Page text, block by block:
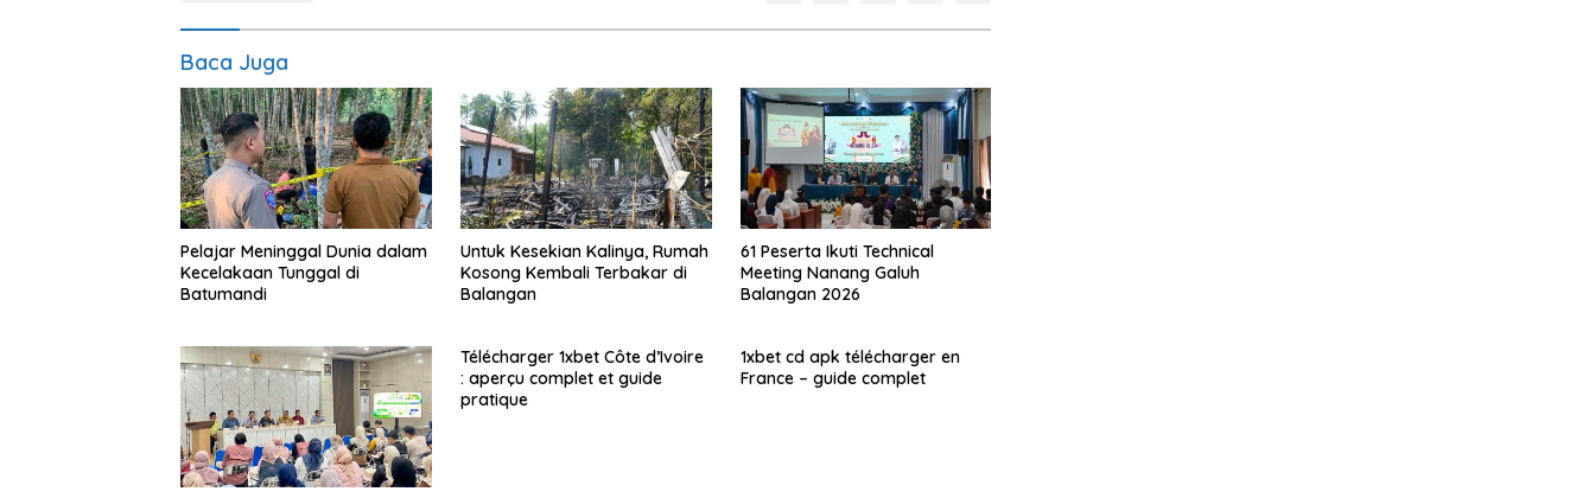
Baca Juga
Pelajar Meninggal Dunia dalam
Kecelakaan Tunggal di
Batumandi
Untuk Kesekian Kalinya, Rumah
Kosong Kembali Terbakar di
Balangan
61 Peserta Ikuti Technical
Meeting Nanang Galuh
Balangan 2026
Télécharger 1xbet Côte d’Ivoire
: aperçu complet et guide
pratique
1xbet cd apk télécharger en
France – guide complet